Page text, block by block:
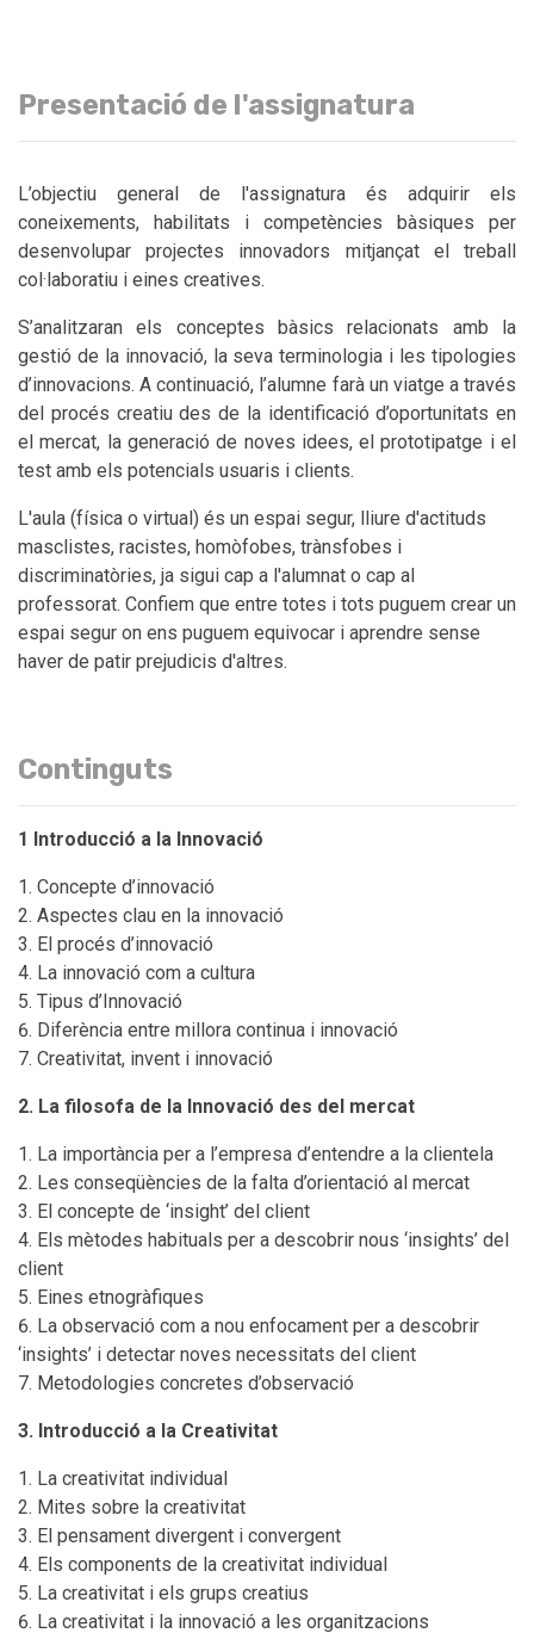
Presentació de l'assignatura
L’objectiu general de l'assignatura és adquirir els
coneixements, habilitats i competències bàsiques per
desenvolupar projectes innovadors mitjançat el treball
col·laboratiu i eines creatives.
S’analitzaran els conceptes bàsics relacionats amb la
gestió de la innovació, la seva terminologia i les tipologies
d’innovacions. A continuació, l’alumne farà un viatge a través
del procés creatiu des de la identificació d’oportunitats en
el mercat, la generació de noves idees, el prototipatge i el
test amb els potencials usuaris i clients.
L'aula (física o virtual) és un espai segur, lliure d'actituds
masclistes, racistes, homòfobes, trànsfobes i
discriminatòries, ja sigui cap a l'alumnat o cap al
professorat. Confiem que entre totes i tots puguem crear un
espai segur on ens puguem equivocar i aprendre sense
haver de patir prejudicis d'altres.
Continguts
1 Introducció a la Innovació
Concepte d’innovació
Aspectes clau en la innovació
El procés d’innovació
La innovació com a cultura
Tipus d’Innovació
Diferència entre millora continua i innovació
Creativitat, invent i innovació
2. La filosofa de la Innovació des del mercat
La importància per a l’empresa d’entendre a la clientela
Les conseqüències de la falta d’orientació al mercat
El concepte de ‘insight’ del client
Els mètodes habituals per a descobrir nous ‘insights’ del
client
Eines etnogràfiques
La observació com a nou enfocament per a descobrir
‘insights’ i detectar noves necessitats del client
Metodologies concretes d’observació
3. Introducció a la Creativitat
La creativitat individual
Mites sobre la creativitat
El pensament divergent i convergent
Els components de la creativitat individual
La creativitat i els grups creatius
La creativitat i la innovació a les organitzacions